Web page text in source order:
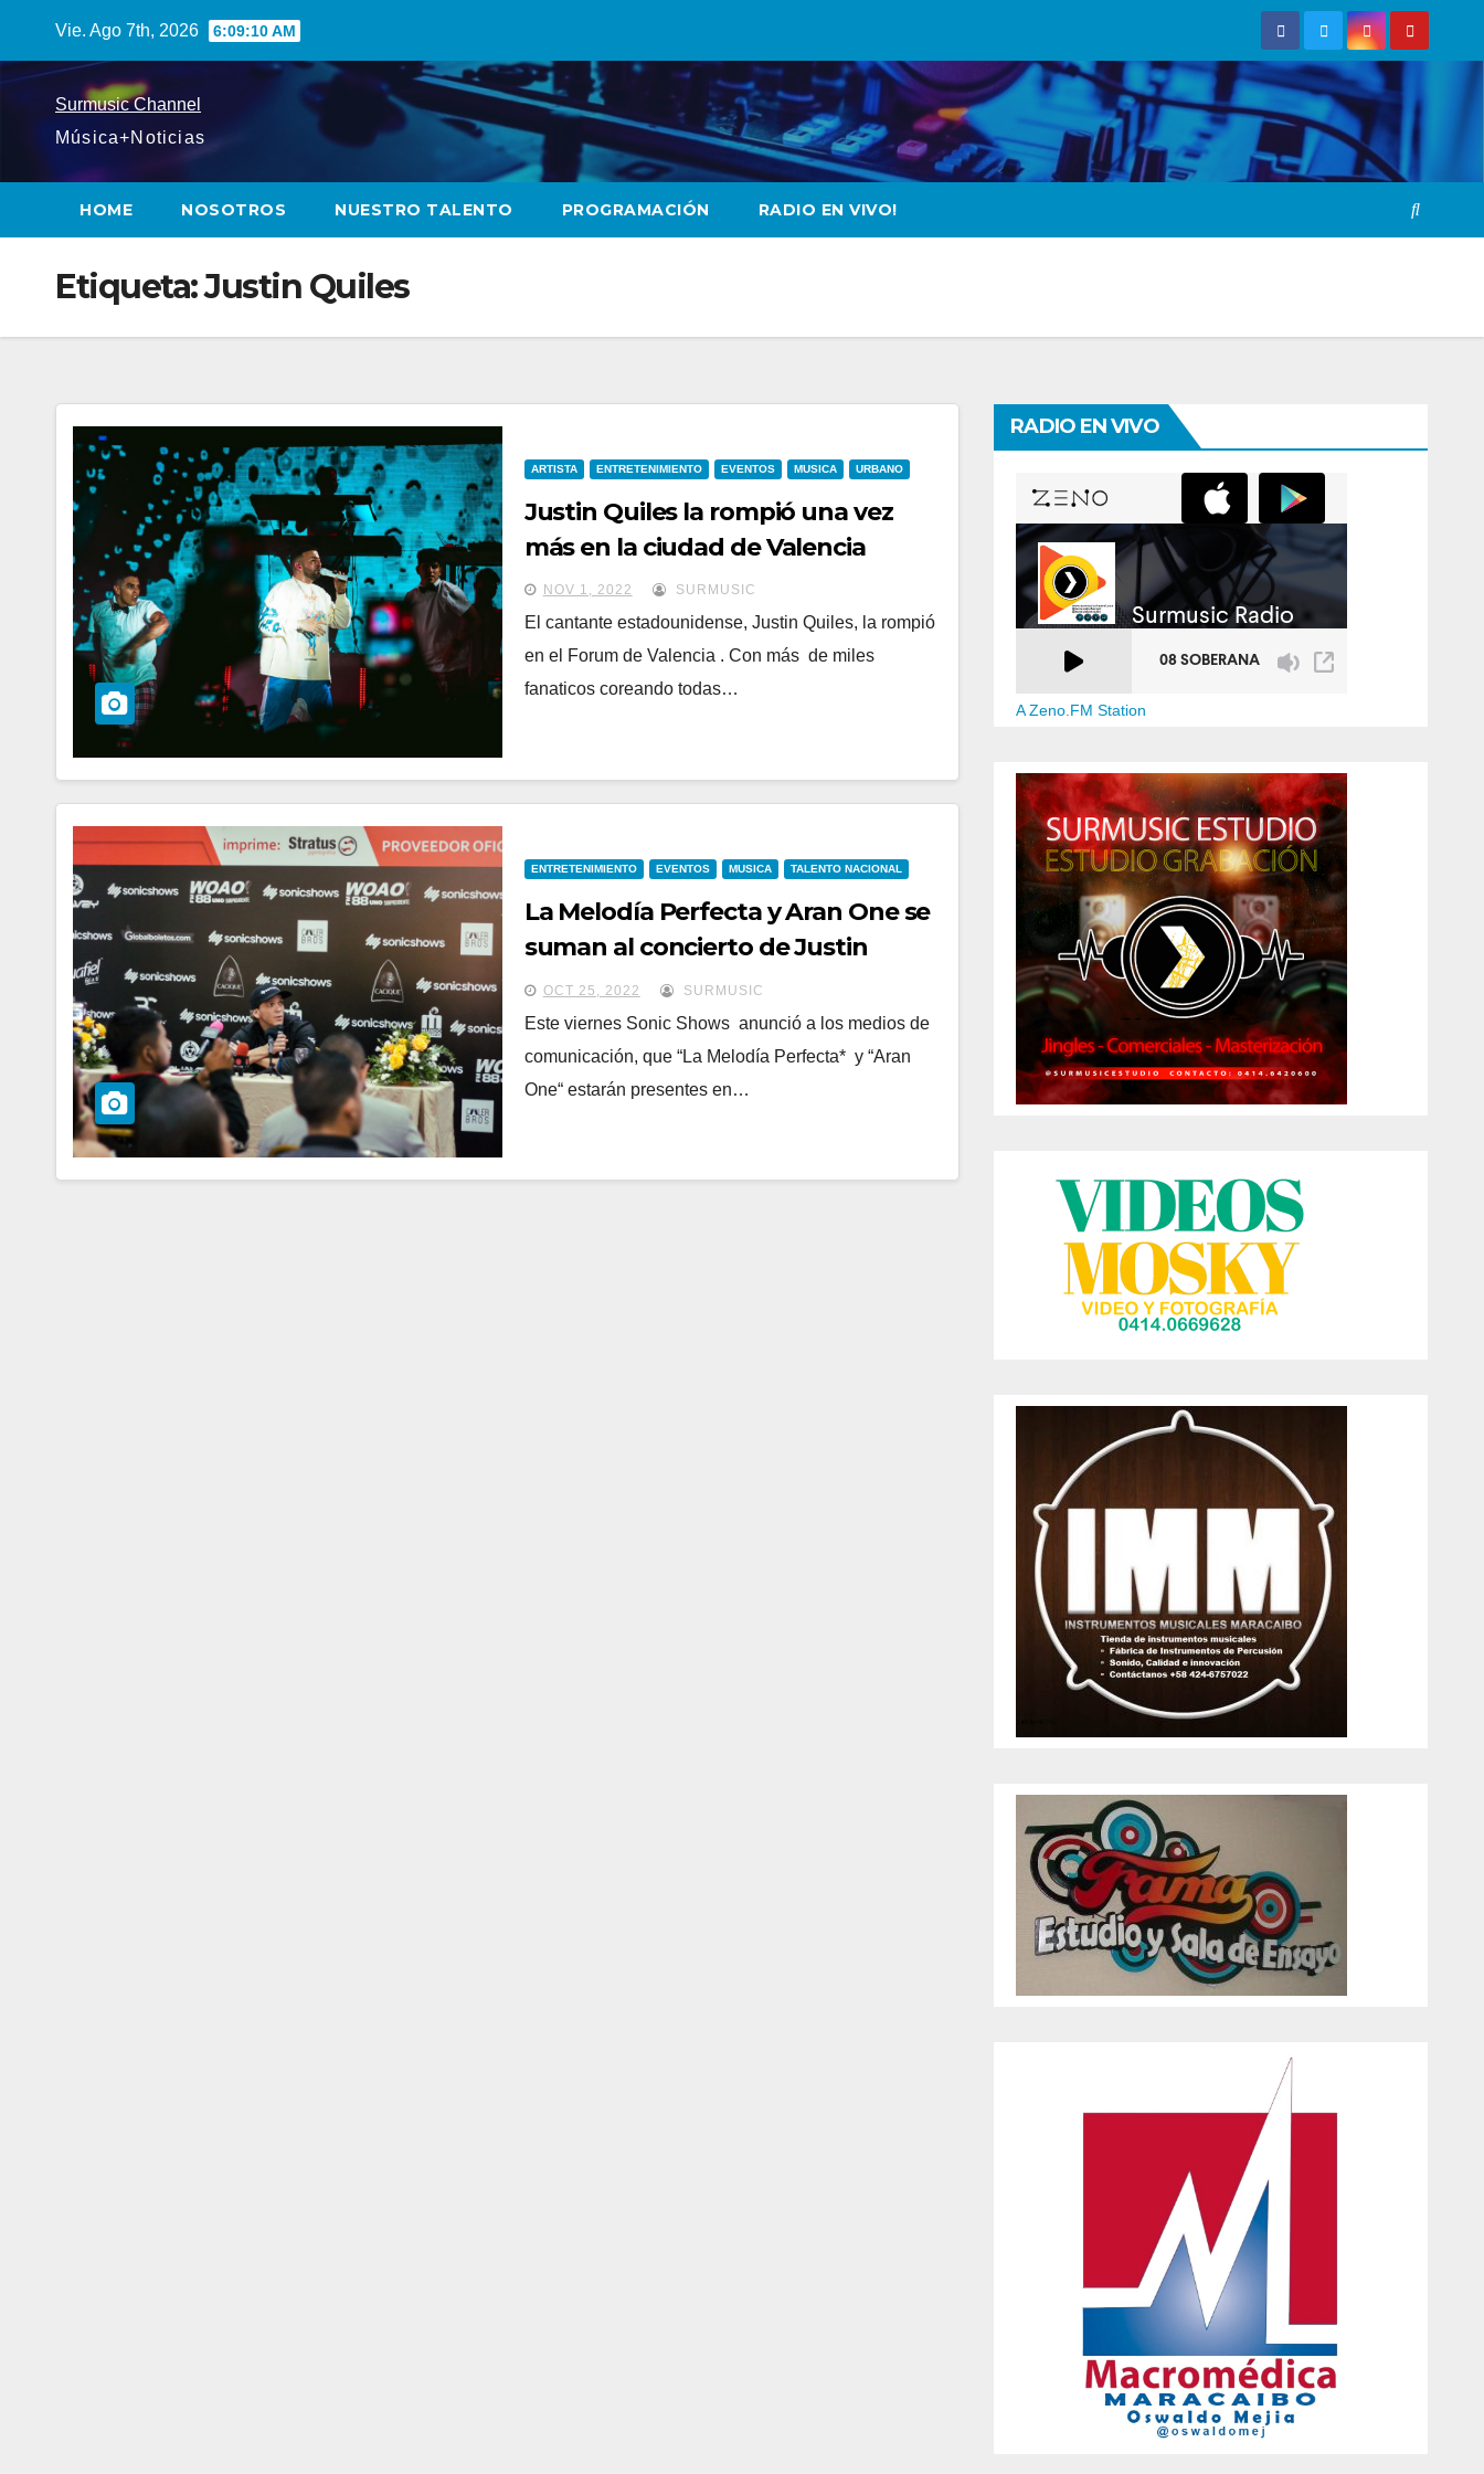
contenido
Vie. Ago 7th, 2026 6:09:11 AM
Surmusic Channel
Música+Noticias
HOME NOSOTROS NUESTRO TALENTO PROGRAMACIÓN RADIO EN VIVO!
Etiqueta:Justin Quiles
ARTISTA ENTRETENIMIENTO EVENTOS MUSICA URBANO
Justin Quiles la rompió una vez
más en la ciudad de Valencia
NOV 1, 2022 SURMUSIC
El cantante estadounidense, Justin Quiles, la rompió
en el Forum de Valencia . Con más de miles
fanaticos coreando todas…
ENTRETENIMIENTO EVENTOS MUSICA TALENTO NACIONAL
La Melodía Perfecta y Aran One se
suman al concierto de Justin
Quiles, este 28 de Octubre.
OCT 25, 2022 SURMUSIC
Este viernes Sonic Shows anunció a los medios de
comunicación, que “La Melodía Perfecta* y “Aran
One“ estarán presentes en…
RADIO EN VIVO
A Zeno.FM Station